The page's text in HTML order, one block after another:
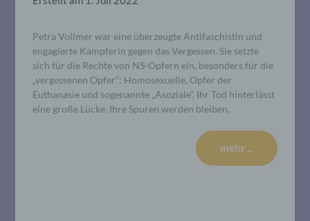
Petra Vollmer war eine überzeugte Antifaschistin und
engagierte Kämpferin gegen das Vergessen. Sie setzte
sich für die Rechte von NS-Opfern ein, besonders für die
„vergessenen Opfer“: Homosexuelle, Opfer der
Euthanasie und sogenannte „Asoziale“. Ihr Tod hinterlässt
eine große Lücke. Ihre Spuren werden bleiben.
mehr ...